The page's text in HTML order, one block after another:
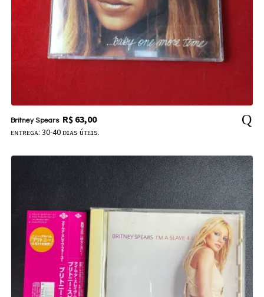
Britney Spears R$63,00
ᴇɴᴛʀᴇɢᴀ: 30-40 ᴅɪᴀs úᴛᴇɪs.